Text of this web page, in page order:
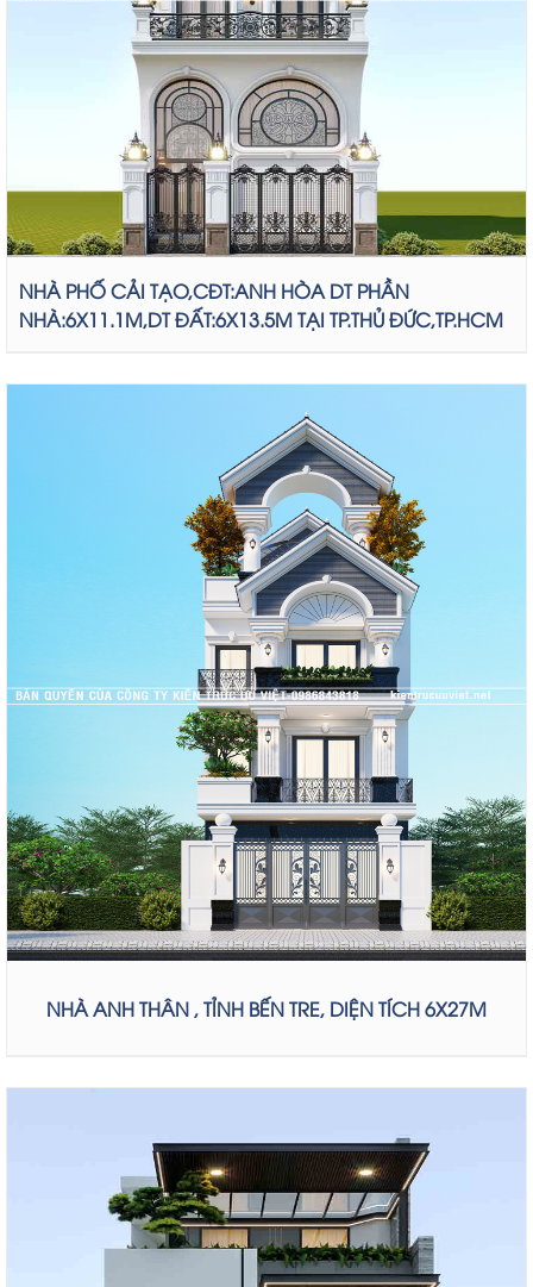
NHÀ PHỐ CẢI TẠO,CĐT:ANH HÒA DT PHẦN
NHÀ:6X11.1M,DT ĐẤT:6X13.5M TẠI TP.THỦ ĐỨC,TP.HCM
NHÀ ANH THÂN , TỈNH BẾN TRE, DIỆN TÍCH 6X27M